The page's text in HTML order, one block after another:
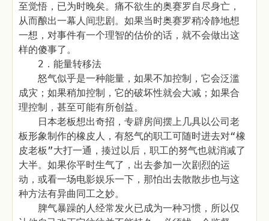
至觉悟，已为时晚矣。痛不欲生的奥赛罗自尽身亡，
从而酿出一幕人间悲剧。如果当时奥赛罗稍冷静地想
一想，对事件有一个理智的估价的话，就不会做出这
样的傻事了。
2．能量转移法
怒气似乎是一种能量，如果不加控制，它会泛滥
成灾；如果稍加控制，它的破坏性就会大减；如果合
理控制，甚至可能有所创益。
日本老板想出奇招，专辟房间摆上几具以公司老
板形象制作的橡皮人，有怒气的职工可随时进去对“橡
皮老板”大打一通，揍过以后，职工的努气也就消减了
大半。如果你平时生气了，出去参加一次剧烈的运
动，或看一场电影娱乐一下，那怕出去散散步也与这
种方法有异曲同工之妙。
脾气暴躁的人经常发火已成为一种习惯，所以仅